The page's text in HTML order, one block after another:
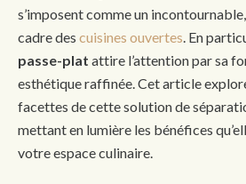
s’imposent comme un
cadre des cuisines ouvertes . En
passe-plat attire l’attention par sa
esthétique raffinée. Cet article
facettes de cette solution de
mettant en lumière les bénéfices
votre espace culinaire.